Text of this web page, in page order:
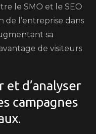
le SMO et le SEO
de l’entreprise dans
sa
de visiteurs
d’analyser
campagnes